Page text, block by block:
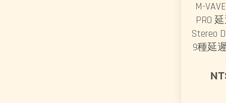
M-
PRO
Stereo
9種延